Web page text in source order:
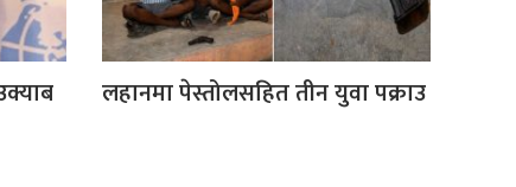
लहानमा पेस्तोलसहित तीन युवा पक्राउ